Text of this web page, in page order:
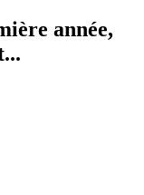
année,